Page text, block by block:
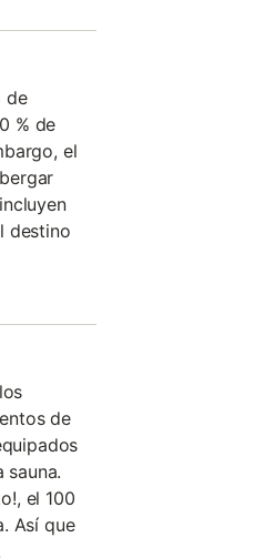
de
% de
el
destino
de
sauna.
el 100
Así que